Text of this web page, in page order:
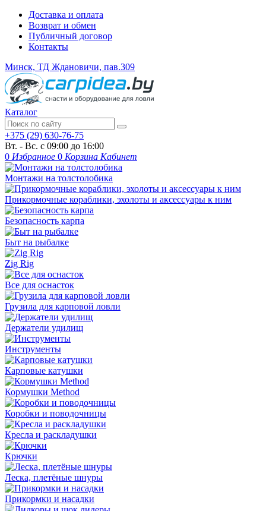
Доставка и оплата
Возврат и обмен
Публичный договор
Контакты
Минск, ТД Ждановичи, пав.309
Каталог
+375 (29) 630-76-75
Вт. - Вс. с 09:00 до 16:00
0 Избранное 0 Корзина Кабинет
Монтажи на толстолобика
Прикормочные кораблики, эхолоты и аксессуары к ним
Безопасность карпа
Быт на рыбалке
Zig Rig
Все для оснасток
Грузила для карповой ловли
Держатели удилищ
Инструменты
Карповые катушки
Кормушки Method
Коробки и поводочницы
Кресла и раскладушки
Крючки
Леска, плетёные шнуры
Прикормки и насадки